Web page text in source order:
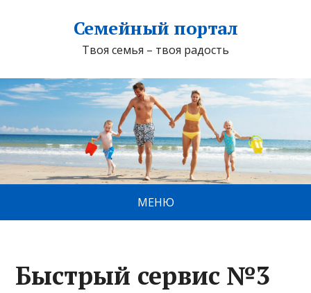
Семейный портал
Твоя семья – твоя радость
МЕНЮ
Быстрый сервис №3